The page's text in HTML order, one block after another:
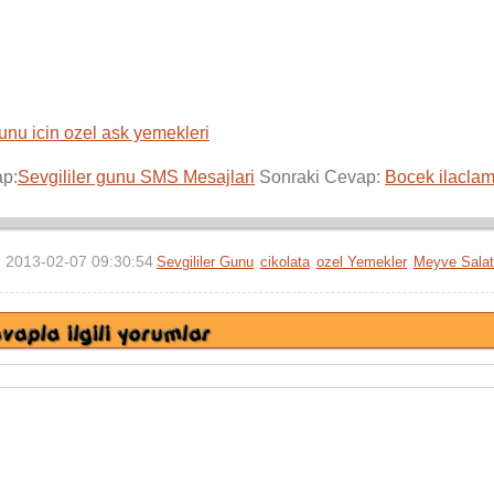
icin ozel ask yemekleri
Sevgililer gunu SMS Mesajlari Sonraki Cevap: Bocek
2013-02-07 09:30:54 Sevgililer Gunu cikolata ozel Yemekler Meyve